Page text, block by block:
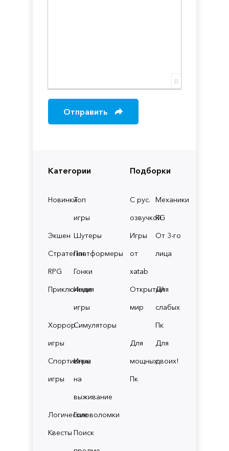
Категории
НовинкиТоп
игры
Экшен Шутеры
СтратегииПлатформеры
RPG
Гонки
Приключения
Инди
игры
Хоррор
игры
Симуляторы
Спортивные
игры
Игры
на
выживание
ЛогическиеГоловоломки
Квесты Поиск
Подборки
С рус.
озвучкой
Механики
RG
Игры
от
xatab
От 3-го
лица
Открытый
мир
Для
слабых
Пк
Для
мощных
Пк
Для
двоих!
0
Отправить